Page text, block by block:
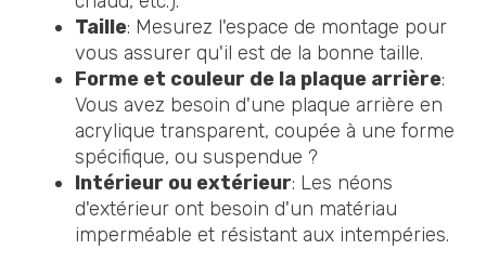
Taille: Mesurez l'espace de montage pour
vous assurer qu'il est de la bonne taille.
Forme et couleur de la plaque arrière:
Vous avez besoin d'une plaque arrière en
acrylique transparent, coupée à une forme
spécifique, ou suspendue ?
Intérieur ou extérieur: Les néons
d'extérieur ont besoin d'un matériau
imperméable et résistant aux intempéries.